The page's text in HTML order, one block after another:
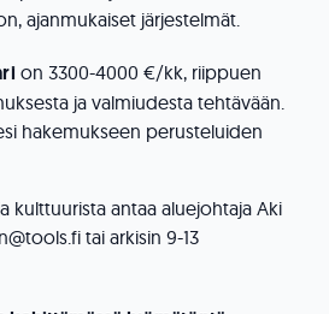
ajanmukaiset järjestelmät.
on 3300-4000 €/kk, riippuen
ja valmiudesta tehtävään.
hakemukseen perusteluiden
kulttuurista antaa aluejohtaja Aki
tai arkisin 9-13